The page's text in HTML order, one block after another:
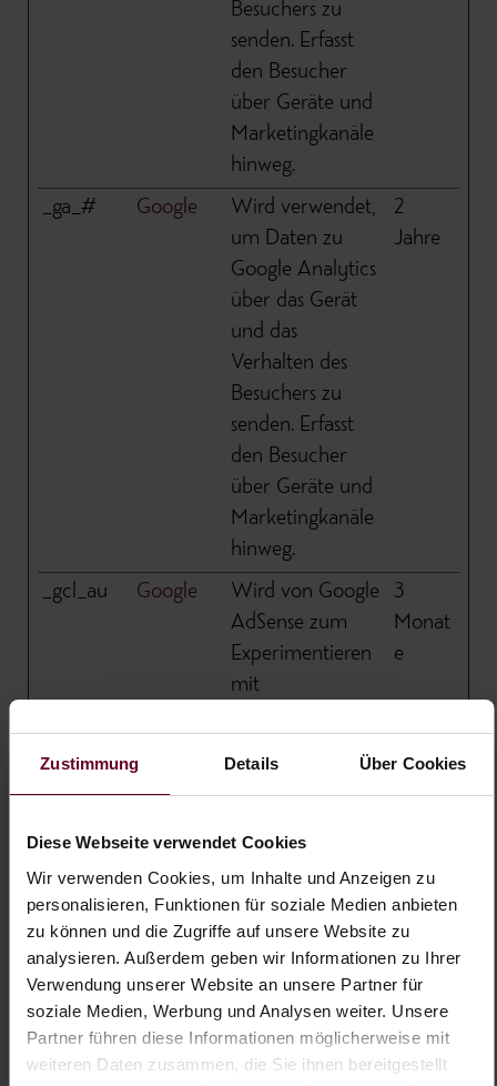
Zustimmung Details Über Cookies
Diese Webseite verwendet Cookies
Wir verwenden Cookies, um Inhalte und Anzeigen zu
personalisieren, Funktionen für soziale Medien anbieten
zu können und die Zugriffe auf unsere Website zu
analysieren. Außerdem geben wir Informationen zu Ihrer
Verwendung unserer Website an unsere Partner für
soziale Medien, Werbung und Analysen weiter. Unsere
Partner führen diese Informationen möglicherweise mit
weiteren Daten zusammen, die Sie ihnen bereitgestellt
Besuchers zu
senden. Erfasst
den Besucher
über Geräte und
Marketingkanäle
hinweg.
_ga_# Google
Wird verwendet,
um Daten zu
Google Analytics
über das Gerät
und das
Verhalten des
Besuchers zu
senden. Erfasst
den Besucher
über Geräte und
Marketingkanäle
hinweg.
2
Jahre
_gcl_au Google
Wird von Google
AdSense zum
Experimentieren
mit
nutzen.
3
Monat
e
_gcl_ls
[x2]
buchen.fis
cheramse
Google
Verfolgt die
Konversionsrate
Nutzer und den
Werbebannern
auf der Website -
Dies dient der
Bestän
dig